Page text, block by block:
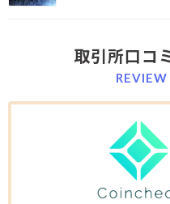
取引所口コ
REVIEW